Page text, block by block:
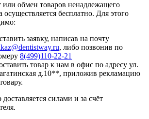
или обмен товаров ненадлежащего
осуществляется бесплатно. Для этого
заявку, написав на почту
, либо позвонив по
8(499)110-22-21
товар к нам в офис по адресу ул.
д.10**, приложив рекламацию
силами и за счёт